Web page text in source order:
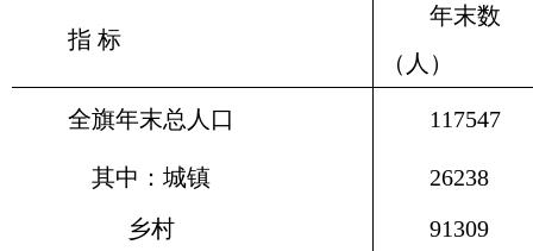
指 标
年末数
（人）
全旗年末总人口 117547
其中：城镇
26238
乡村
91309